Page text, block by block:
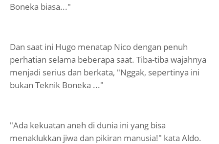
Boneka biasa..."
Dan saat ini Hugo menatap Nico dengan penuh
perhatian selama beberapa saat. Tiba-tiba wajahnya
menjadi serius dan berkata, "Nggak, sepertinya ini
bukan Teknik Boneka ..."
"Ada kekuatan aneh di dunia ini yang bisa
menaklukkan jiwa dan pikiran manusia!" kata Aldo.